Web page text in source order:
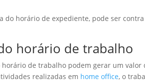
do horário de expediente, pode ser
horário de trabalho
de trabalho podem gerar um
realizadas em home office, o